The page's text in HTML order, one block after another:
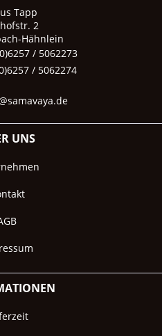
Tapp
2
Hähnlein
/ 5062273
/ 5062274
UNS